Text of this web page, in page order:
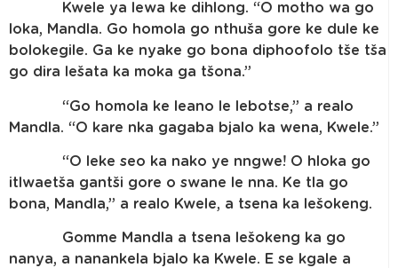
Kwele ya lewa ke dihlong. “O motho wa go
loka, Mandla. Go homola go nthuša gore ke dule ke
bolokegile. Ga ke nyake go bona diphoofolo tše tša
go dira lešata ka moka ga tšona.”
“Go homola ke leano le lebotse,” a realo
Mandla. “O kare nka gagaba bjalo ka wena, Kwele.”
“O leke seo ka nako ye nngwe! O hloka go
itlwaetša gantši gore o swane le nna. Ke tla go
bona, Mandla,” a realo Kwele, a tsena ka lešokeng.
Gomme Mandla a tsena lešokeng ka go
nanya, a nanankela bjalo ka Kwele. E se kgale a